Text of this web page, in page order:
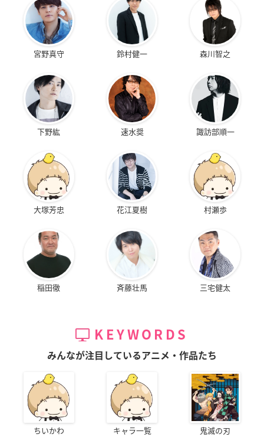
宮野真守 鈴村健一 森川智之
下野紘 速水奨 諏訪部順一
大塚芳忠 花江夏樹 村瀬歩
稲田徹 斉藤壮馬 三宅健太
KEYWORDS
みんなが注目しているアニメ・作品たち
ちいかわ キャラ一覧 鬼滅の刃